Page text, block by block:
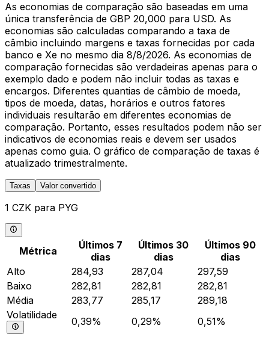
As economias de comparação são baseadas em uma
única transferência de GBP 20,000 para USD. As
economias são calculadas comparando a taxa de
câmbio incluindo margens e taxas fornecidas por cada
banco e Xe no mesmo dia 8/8/2026. As economias de
comparação fornecidas são verdadeiras apenas para o
exemplo dado e podem não incluir todas as taxas e
encargos. Diferentes quantias de câmbio de moeda,
tipos de moeda, datas, horários e outros fatores
individuais resultarão em diferentes economias de
comparação. Portanto, esses resultados podem não ser
indicativos de economias reais e devem ser usados
apenas como guia. O gráfico de comparação de taxas é
atualizado trimestralmente.
Taxas Valor convertido
1 CZK para PYG
Métrica
Últimos 7
dias
Últimos 30
dias
Últimos 90
dias
Alto
284,93 287,04
297,59
Baixo
282,81 282,81
282,81
Média
283,77 285,17
289,18
Volatilidade
0,39% 0,29% 0,51%